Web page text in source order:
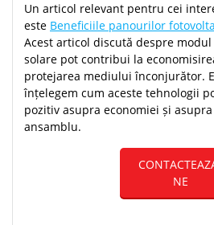
Un articol relevant pentru cei
este Beneficiile panourilor
Acest articol discută despre
solare pot contribui la
protejarea mediului înconjurător.
înțelegem cum aceste tehnologii
pozitiv asupra economiei și
ansamblu.
NE